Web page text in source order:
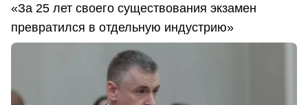
«За 25 лет своего существования экзамен
превратился в отдельную индустрию»